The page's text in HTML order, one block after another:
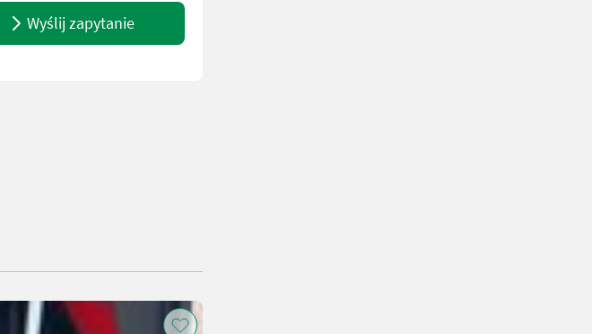
Wyślij zapytanie